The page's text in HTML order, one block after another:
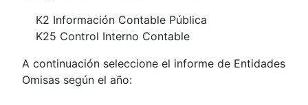
K2 Información Contable Pública
K25 Control Interno Contable
A continuación seleccione el informe de Entidades
Omisas según el año: